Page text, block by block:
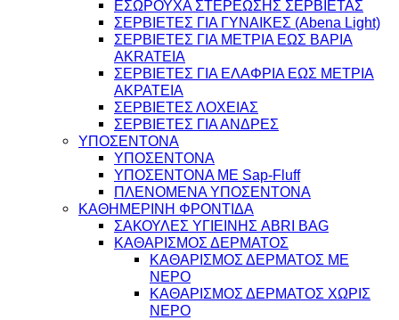
ΕΣΩΡΟΥΧΑ ΣΤΕΡΕΩΣΗΣ ΣΕΡΒΙΕΤΑΣ
ΣΕΡΒΙΕΤΕΣ ΓΙΑ ΓΥΝΑΙΚΕΣ (Abena Light)
ΣΕΡΒΙΕΤΕΣ ΓΙΑ ΜΕΤΡΙΑ ΕΩΣ ΒΑΡΙΑ
AKRATEIA
ΣΕΡΒΙΕΤΕΣ ΓΙΑ ΕΛΑΦΡΙΑ ΕΩΣ ΜΕΤΡΙΑ
ΑΚΡΑΤΕΙΑ
ΣΕΡΒΙΕΤΕΣ ΛΟΧΕΙΑΣ
ΣΕΡΒΙΕΤΕΣ ΓΙΑ ΑΝΔΡΕΣ
ΥΠΟΣΕΝΤΟΝΑ
ΥΠΟΣΕΝΤΟΝΑ
ΥΠΟΣΕΝΤΟΝΑ ΜΕ Sap-Fluff
ΠΛΕΝΟΜΕΝΑ ΥΠΟΣΕΝΤΟΝΑ
ΚΑΘΗΜΕΡΙΝΗ ΦΡΟΝΤΙΔΑ
ΣΑΚΟΥΛΕΣ ΥΓΙΕΙΝΗΣ ABRI BAG
ΚΑΘΑΡΙΣΜΟΣ ΔΕΡΜΑΤΟΣ
ΚΑΘΑΡΙΣΜΟΣ ΔΕΡΜΑΤΟΣ ΜΕ
ΝΕΡΟ
ΚΑΘΑΡΙΣΜΟΣ ΔΕΡΜΑΤΟΣ ΧΩΡΙΣ
ΝΕΡΟ